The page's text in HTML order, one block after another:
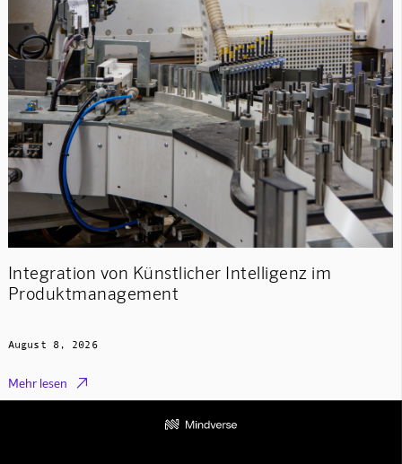
Integration von Künstlicher Intelligenz im
Produktmanagement
August 8, 2026
Mehr lesen 